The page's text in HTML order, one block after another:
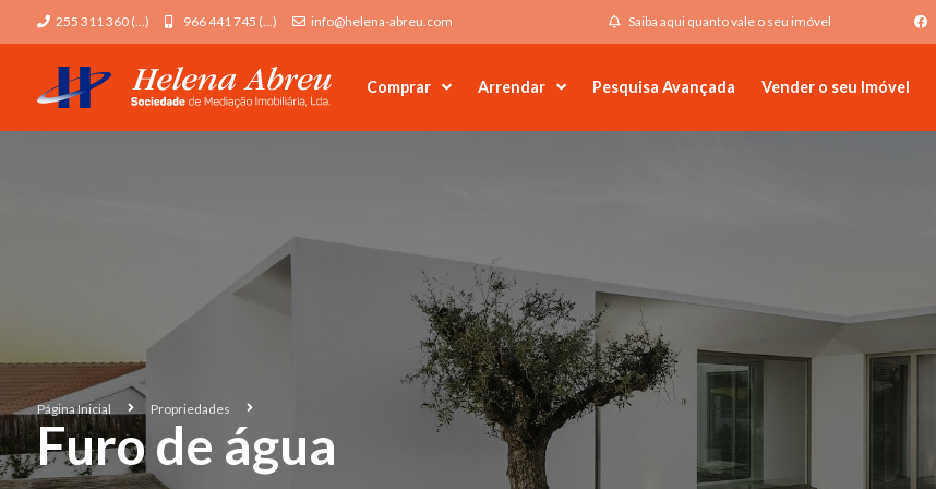
255 311 360 (...) 966 441 745 (...) info@helena-abreu.com Saiba aqui quanto vale o seu imóvel
Comprar Arrendar Pesquisa Avançada Vender o seu Imóvel
Furo de água
Página Inicial Propriedades